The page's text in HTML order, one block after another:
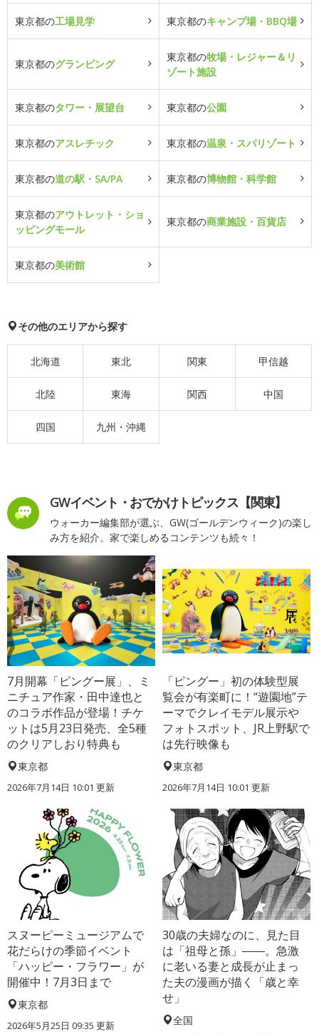
東京都の工場見学 東京都のキャンプ場・BBQ場
東京都のグランピング
東京都の牧場・レジャー＆リ
ゾート施設
東京都のタワー・展望台 東京都の公園
東京都のアスレチック 東京都の温泉・スパリゾート
東京都の道の駅・SA/PA 東京都の博物館・科学館
東京都のアウトレット・ショ
ッピングモール
東京都の商業施設・百貨店
東京都の美術館
その他のエリアから探す
北海道 東北 関東 甲信越
北陸 東海 関西 中国
四国 九州・沖縄
GWイベント・おでかけトピックス【関東】
ウォーカー編集部が選ぶ、GW(ゴールデンウィーク)の楽し
み方を紹介。家で楽しめるコンテンツも続々！
7月開幕「ピングー展」、ミ
ニチュア作家・田中達也と
のコラボ作品が登場！チケ
ットは5月23日発売、全5種
のクリアしおり特典も
東京都
2026年7月14日 10:01 更新
「ピングー」初の体験型展
覧会が有楽町に！“遊園地”テ
ーマでクレイモデル展示や
フォトスポット、JR上野駅で
は先行映像も
東京都
2026年7月14日 10:01 更新
スヌーピーミュージアムで
花だらけの季節イベント
「ハッピー・フラワー」が
開催中！7月3日まで
東京都
2026年5月25日 09:35 更新
30歳の夫婦なのに、見た目
は「祖母と孫」――。急激
に老いる妻と成長が止まっ
た夫の漫画が描く「歳と幸
せ」
全国